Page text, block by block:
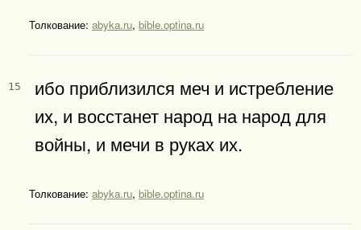
Толкование: abyka.ru, bible.optina.ru
15
ибо приблизился меч и истребление
их, и восстанет народ на народ для
войны, и мечи в руках их.
Толкование: abyka.ru, bible.optina.ru